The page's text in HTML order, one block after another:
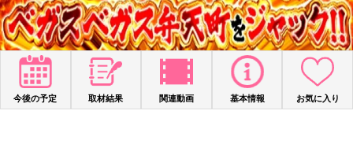
今後の予定 取材結果 関連動画 基本情報 お気に入り
JASRAC許諾第9015258001Y45038号
©Media Agency Inc.